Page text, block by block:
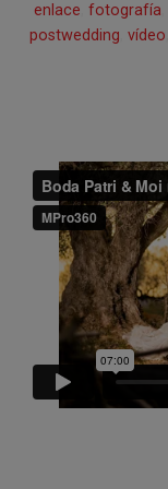
enlace fotografía
postwedding vídeo